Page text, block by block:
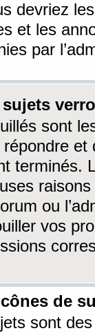
devriez
et les
par
sont
terminés.
ou
vos
de
sont